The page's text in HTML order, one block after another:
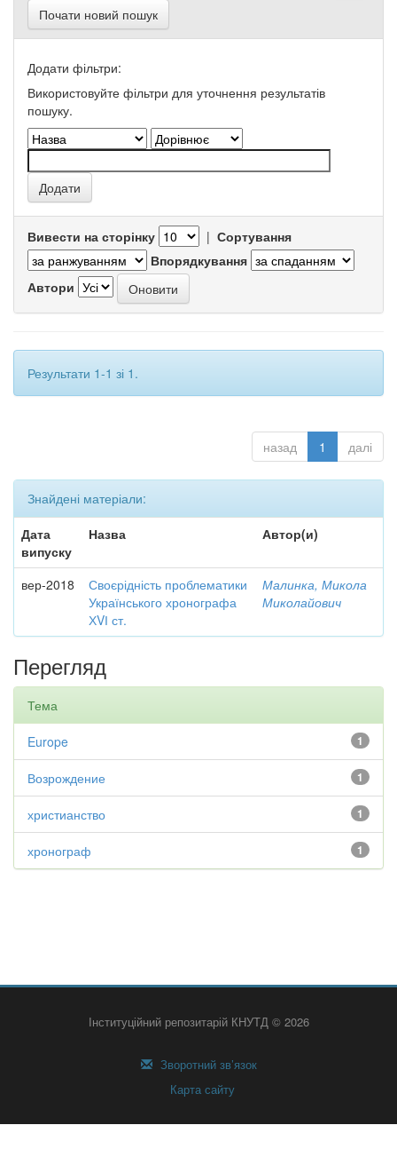
Почати новий пошук
Додати фільтри:
Використовуйте фільтри для уточнення результатів
пошуку.
Вивести на сторінку | Сортування
Впорядкування
Автори
Результати 1-1 зі 1.
назад 1 далі
Знайдені матеріали:
Дата
випуску
Назва Автор(и)
вер-2018
Своєрідність проблематики
Українського хронографа
ХVІ ст.
Малинка, Микола
Миколайович
Перегляд
Тема
1
Europe
1
Возрождение
1
христианство
1
хронограф
Інституційний репозитарій КНУТД © 2026
Зворотний зв’язок
Карта сайту